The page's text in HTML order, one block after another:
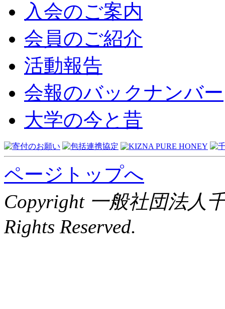
入会のご案内
会員のご紹介
活動報告
会報のバックナンバー
大学の今と昔
ページトップへ
Copyright 一般社団法人
Rights Reserved.